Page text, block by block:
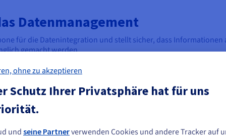
Datenmanagement
für die Datenintegration und stellt sicher, dass
gemacht werden.
Systemen, transformieren sie in ein standardisiertes
um Unternehmen wertvolle Erkenntnisse zu verschaffen, die
ETL weiter verstärkt.
und
Verbesserung der
Datenqualität und -
entscheidender Bedeutung.
ohne zu akzeptieren
Schutz Ihrer Privatsphäre hat für uns
und seine Partnerverwenden Cookies und andere Tracker auf